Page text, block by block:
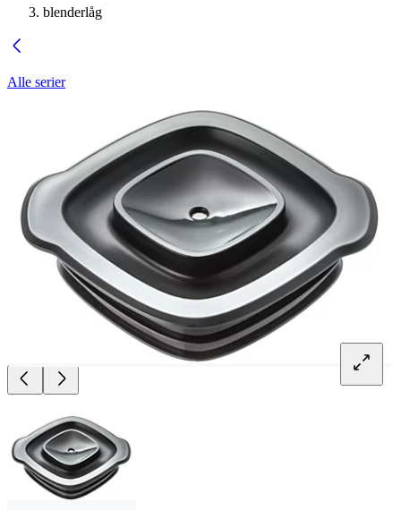
blenderlåg
Alle serier